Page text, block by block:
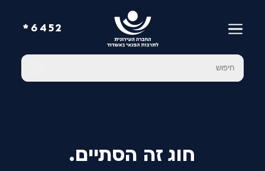
6452*
חוג זה הסתיים.